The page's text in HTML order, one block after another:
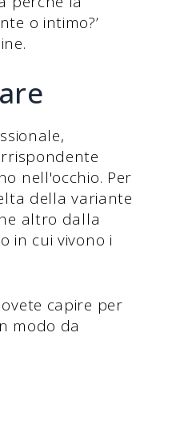
o intimo?’
nell'occhio. Per
della variante
altro dalla
in cui vivono i
capire per
modo da